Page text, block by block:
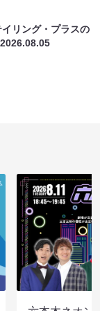
リング・プラスの
2026.08.05